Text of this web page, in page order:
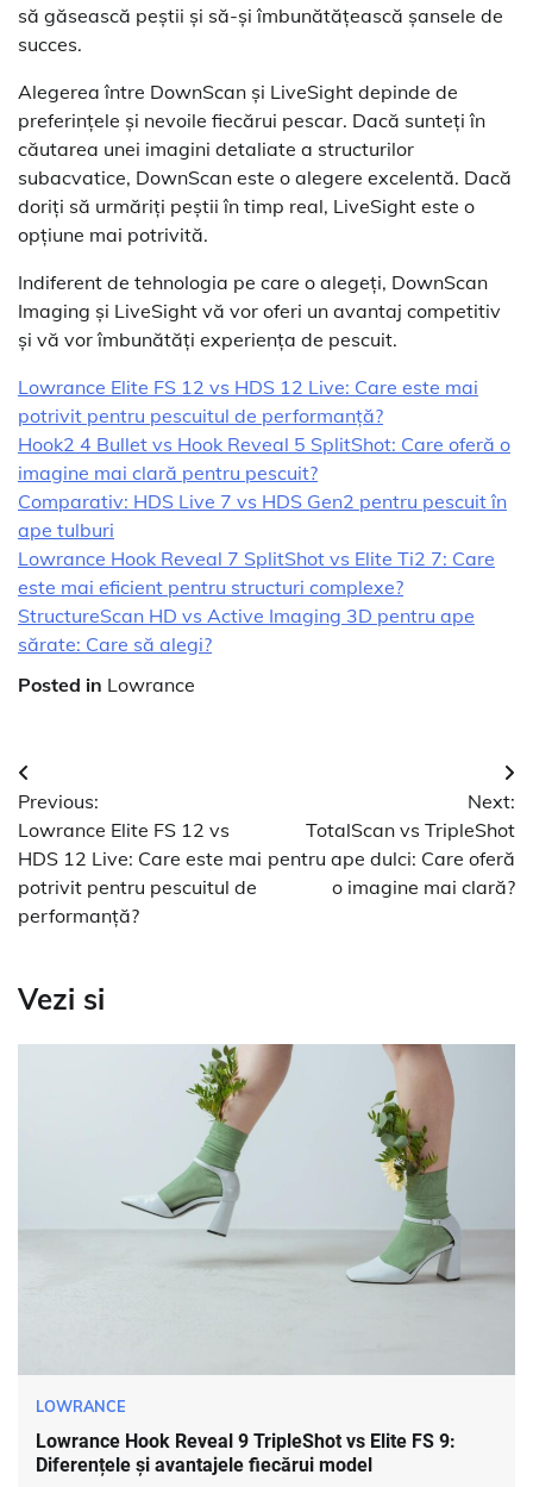
să găsească peștii și să-și îmbunătățească șansele de
succes.
Alegerea între DownScan și LiveSight depinde de
preferințele și nevoile fiecărui pescar. Dacă sunteți în
căutarea unei imagini detaliate a structurilor
subacvatice, DownScan este o alegere excelentă. Dacă
doriți să urmăriți peștii în timp real, LiveSight este o
opțiune mai potrivită.
Indiferent de tehnologia pe care o alegeți, DownScan
Imaging și LiveSight vă vor oferi un avantaj competitiv
și vă vor îmbunătăți experiența de pescuit.
Lowrance Elite FS 12 vs HDS 12 Live: Care este mai
potrivit pentru pescuitul de performanță?
Hook2 4 Bullet vs Hook Reveal 5 SplitShot: Care oferă o
imagine mai clară pentru pescuit?
Comparativ: HDS Live 7 vs HDS Gen2 pentru pescuit în
ape tulburi
Lowrance Hook Reveal 7 SplitShot vs Elite Ti2 7: Care
este mai eficient pentru structuri complexe?
StructureScan HD vs Active Imaging 3D pentru ape
sărate: Care să alegi?
Posted in Lowrance
Navigare
în
articole
Previous:
Lowrance Elite FS 12 vs
HDS 12 Live: Care este mai
potrivit pentru pescuitul de
performanță?
Next:
TotalScan vs TripleShot
pentru ape dulci: Care oferă
o imagine mai clară?
Vezi si
LOWRANCE
Lowrance Hook Reveal 9 TripleShot vs Elite FS 9:
Diferențele și avantajele fiecărui model